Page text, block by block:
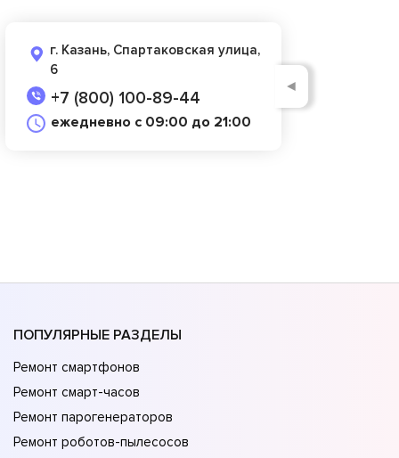
г. Казань, Спартаковская улица,
6
+7 (800) 100-89-44
ежедневно с 09:00 до 21:00
◄
ПОПУЛЯРНЫЕ РАЗДЕЛЫ
Ремонт смартфонов
Ремонт смарт-часов
Ремонт парогенераторов
Ремонт роботов-пылесосов